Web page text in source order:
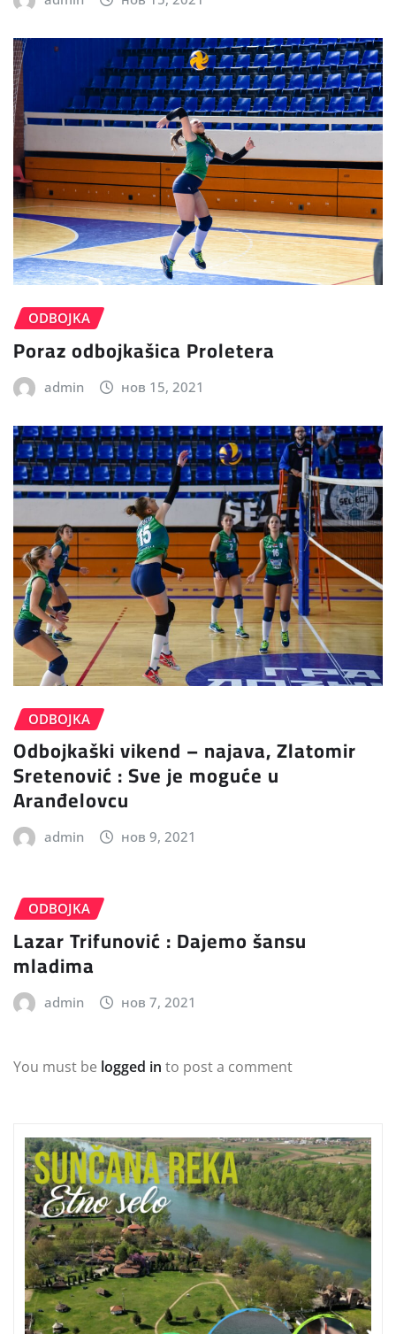
ODBOJKA
Poraz odbojkašica Proletera
admin нов 15, 2021
ODBOJKA
Odbojkaški vikend – najava, Zlatomir
Sretenović : Sve je moguće u
Aranđelovcu
admin нов 9, 2021
ODBOJKA
Lazar Trifunović : Dajemo šansu
mladima
admin нов 7, 2021
You must be logged in to post a comment